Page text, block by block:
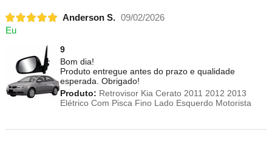
Anderson S. 09/02/2026
Eu
9
Bom dia!
Produto entregue antes do prazo e qualidade
esperada. Obrigado!
Produto: Retrovisor Kia Cerato 2011 2012 2013
Elétrico Com Pisca Fino Lado Esquerdo Motorista